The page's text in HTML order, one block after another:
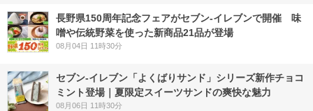
長野県150周年記念フェアがセブン-イレブンで開催 味
噌や伝統野菜を使った新商品21品が登場
08月04日 11時30分
セブン‐イレブン「よくばりサンド」シリーズ新作チョコ
ミント登場｜夏限定スイーツサンドの爽快な魅力
08月06日 11時30分